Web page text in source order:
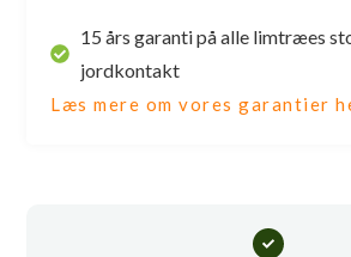
15 års garanti på alle limtræes
jordkontakt
Læs mere om vores garantier